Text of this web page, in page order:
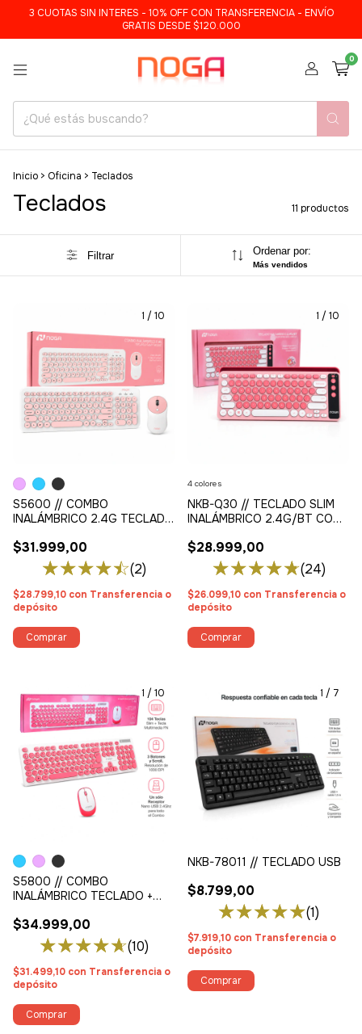
3 CUOTAS SIN INTERES - 10% OFF CON TRANSFERENCIA - ENVÍO
GRATIS DESDE $120.000
0
Inicio > Oficina > Teclados
Teclados 11 productos
Filtrar Ordenar por:
Más vendidos
1 / 10
S5600 // COMBO
INALÁMBRICO 2.4G TECLADO
$31.999,00
(2)
$28.799,10 con Transferencia o
depósito
Comprar
1 / 10
NKB-Q30 // TECLADO SLIM
INALÁMBRICO 2.4G/BT CON
$28.999,00
(24)
$26.099,10 con Transferencia o
depósito
4 colores
Comprar
1 / 10
S5800 // COMBO
INALÁMBRICO TECLADO +
$34.999,00
(10)
$31.499,10 con Transferencia o
depósito
Comprar
1 / 7
NKB-78011 // TECLADO USB
$8.799,00
(1)
$7.919,10 con Transferencia o
depósito